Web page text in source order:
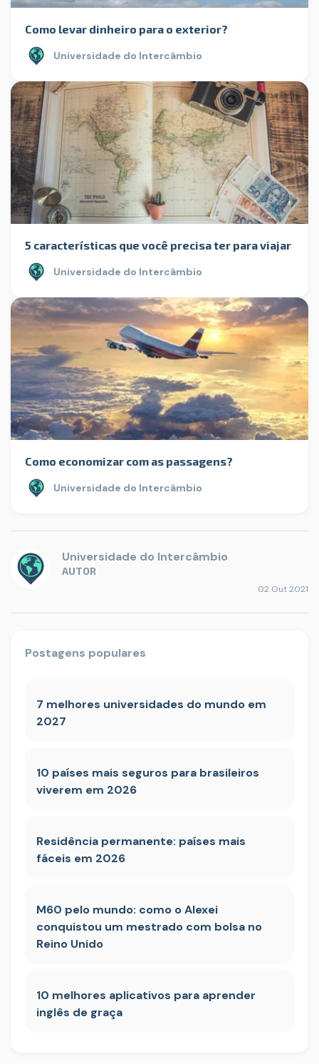
Como levar dinheiro para o exterior?
Universidade do Intercâmbio
5 características que você precisa ter para viajar
Universidade do Intercâmbio
Como economizar com as passagens?
Universidade do Intercâmbio
Universidade do Intercâmbio
AUTOR
02 Out 2021
Postagens populares
7 melhores universidades do mundo em
2027
10 países mais seguros para brasileiros
viverem em 2026
Residência permanente: países mais
fáceis em 2026
M60 pelo mundo: como o Alexei
conquistou um mestrado com bolsa no
Reino Unido
10 melhores aplicativos para aprender
inglês de graça